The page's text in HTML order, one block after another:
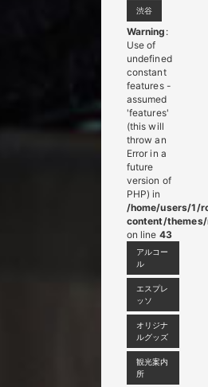
渋谷
Warning :
Use of
undefined
constant
features -
assumed
'features'
(this will
throw an
Error in a
future
version of
PHP) in
/home/users/1/
content/
on line 43
アルコー
ル
エスプレ
ッソ
オリジナ
ルグッズ
観光案内
所